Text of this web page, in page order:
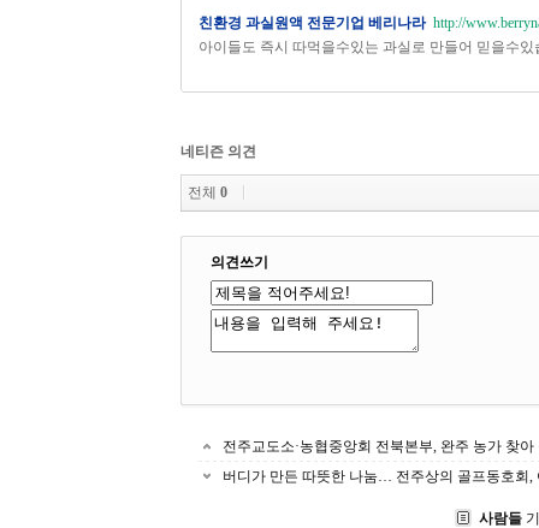
친환경 과실원액 전문기업 베리나라 http://
아이들도 즉시 따먹을수있는 과실로 만들어 믿을수있
네티즌 의견
전체 0
의견쓰기
전주교도소·농협중앙회 전북본부, 완주 농가 찾
버디가 만든 따뜻한 나눔… 전주상의 골프동호회,
사람들